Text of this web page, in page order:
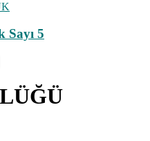
Sayı 5